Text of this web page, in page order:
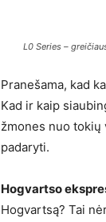
L0 Series –
Pranešama, kad
Kad ir kaip
žmones nuo tokių
padaryti.
Hogvartso
Hogvartsą? Tai